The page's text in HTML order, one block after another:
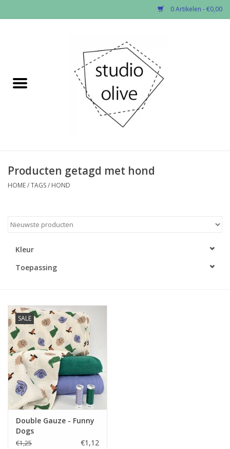
0 Artikelen - €0,00
✂︎Nieuw
Fournituren
Workshops
Diy pakketten
Producten getagd met hond
HOME/TAGS/ HOND
Kleur
Toepassing
SALE
Double Gauze - Funny
Dogs
€1,25 €1,12